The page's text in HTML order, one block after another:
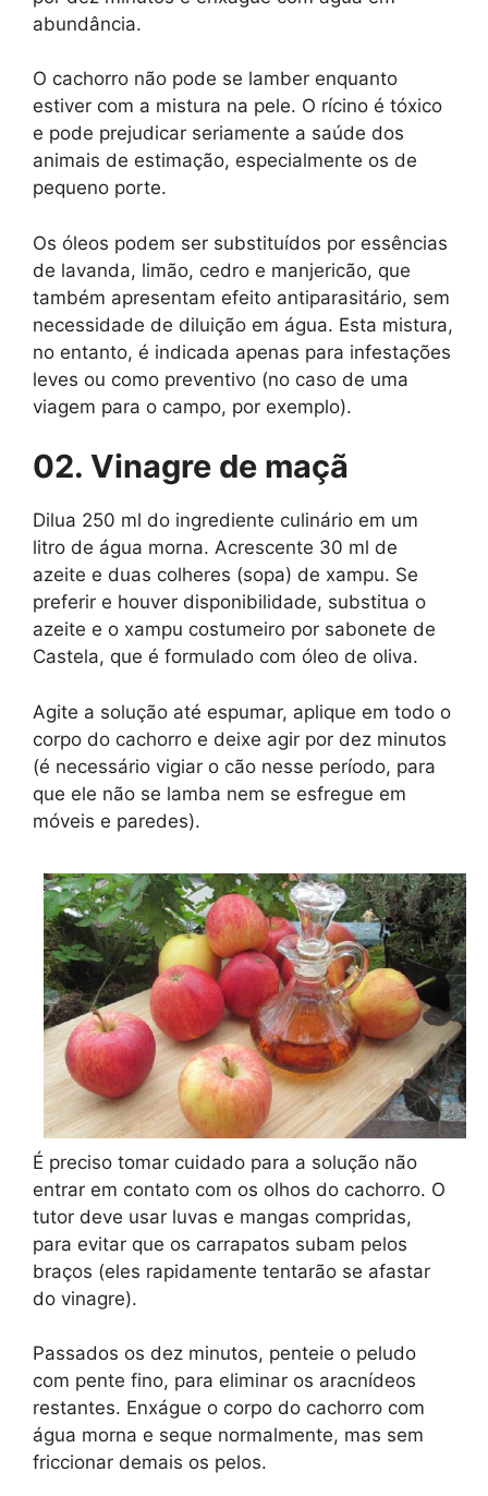
abundância.
O cachorro não pode se lamber enquanto
estiver com a mistura na pele. O rícino é tóxico
e pode prejudicar seriamente a saúde dos
animais de estimação, especialmente os de
pequeno porte.
Os óleos podem ser substituídos por essências
de lavanda, limão, cedro e manjericão, que
também apresentam efeito antiparasitário, sem
necessidade de diluição em água. Esta mistura,
no entanto, é indicada apenas para infestações
leves ou como preventivo (no caso de uma
viagem para o campo, por exemplo).
02. Vinagre de maçã
Dilua 250 ml do ingrediente culinário em um
litro de água morna. Acrescente 30 ml de
azeite e duas colheres (sopa) de xampu. Se
preferir e houver disponibilidade, substitua o
azeite e o xampu costumeiro por sabonete de
Castela, que é formulado com óleo de oliva.
Agite a solução até espumar, aplique em todo o
corpo do cachorro e deixe agir por dez minutos
(é necessário vigiar o cão nesse período, para
que ele não se lamba nem se esfregue em
móveis e paredes).
É preciso tomar cuidado para a solução não
entrar em contato com os olhos do cachorro. O
tutor deve usar luvas e mangas compridas,
para evitar que os carrapatos subam pelos
braços (eles rapidamente tentarão se afastar
do vinagre).
Passados os dez minutos, penteie o peludo
com pente fino, para eliminar os aracnídeos
restantes. Enxágue o corpo do cachorro com
água morna e seque normalmente, mas sem
friccionar demais os pelos.